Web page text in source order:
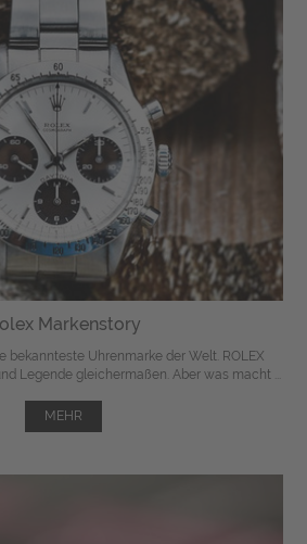
Markenstory
bekannteste Uhrenmarke der Welt. ROLEX
Legende gleichermaßen. Aber was macht ...
MEHR